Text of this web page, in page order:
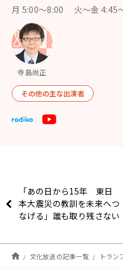
月 5:00～8:00 火～金 4:45
寺島尚正
その他の主な出演者
「あの日から15年 東日
本大震災の教訓を未来へつ
なげる」誰も取り残さない
文化放送の記事一覧 トランプ大